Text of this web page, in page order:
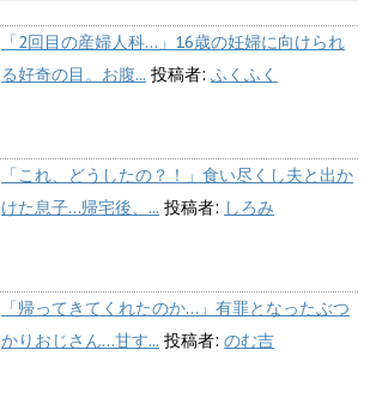
「2回目の産婦人科…」16歳の妊婦に向けられ
る好奇の目。お腹... 投稿者: ふくふく
「これ、どうしたの？！」食い尽くし夫と出か
けた息子…帰宅後、... 投稿者: しろみ
「帰ってきてくれたのか…」有罪となったぶつ
かりおじさん…甘す... 投稿者: のむ吉